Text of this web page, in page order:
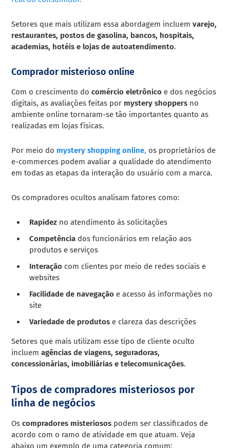
Setores que mais utilizam essa abordagem incluemvarejo,
restaurantes, postos de gasolina, bancos, hospitais,
academias, hotéis e lojas de autoatendimento.
Comprador misterioso online
Com o crescimento docomércio eletrônico e dos negócios
digitais, as avaliações feitas por mystery shoppers no
ambiente online tornaram-se tão importantes quanto as
realizadas em lojas físicas.
Por meio do mystery shopping online, os proprietários de
e-commerces podem avaliar a qualidade do atendimento
em todas as etapas da interação do usuário com a marca.
Os compradores ocultos analisam fatores como:
Rapidez no atendimento às solicitações
Competência dos funcionários em relação aos
produtos e serviços
Interação com clientes por meio de redes sociais e
websites
Facilidade de navegação e acesso às informações no
site
Variedade de produtos e clareza das descrições
Setores que mais utilizam esse tipo de cliente oculto
incluemagências de viagens, seguradoras,
concessionárias, imobiliárias e telecomunicações.
Tipos de compradores misteriosos por
linha de negócios
Oscompradores misteriosos podem ser classificados de
acordo com o ramo de atividade em que atuam. Veja
abaixo um exemplo de uma categoria comum: